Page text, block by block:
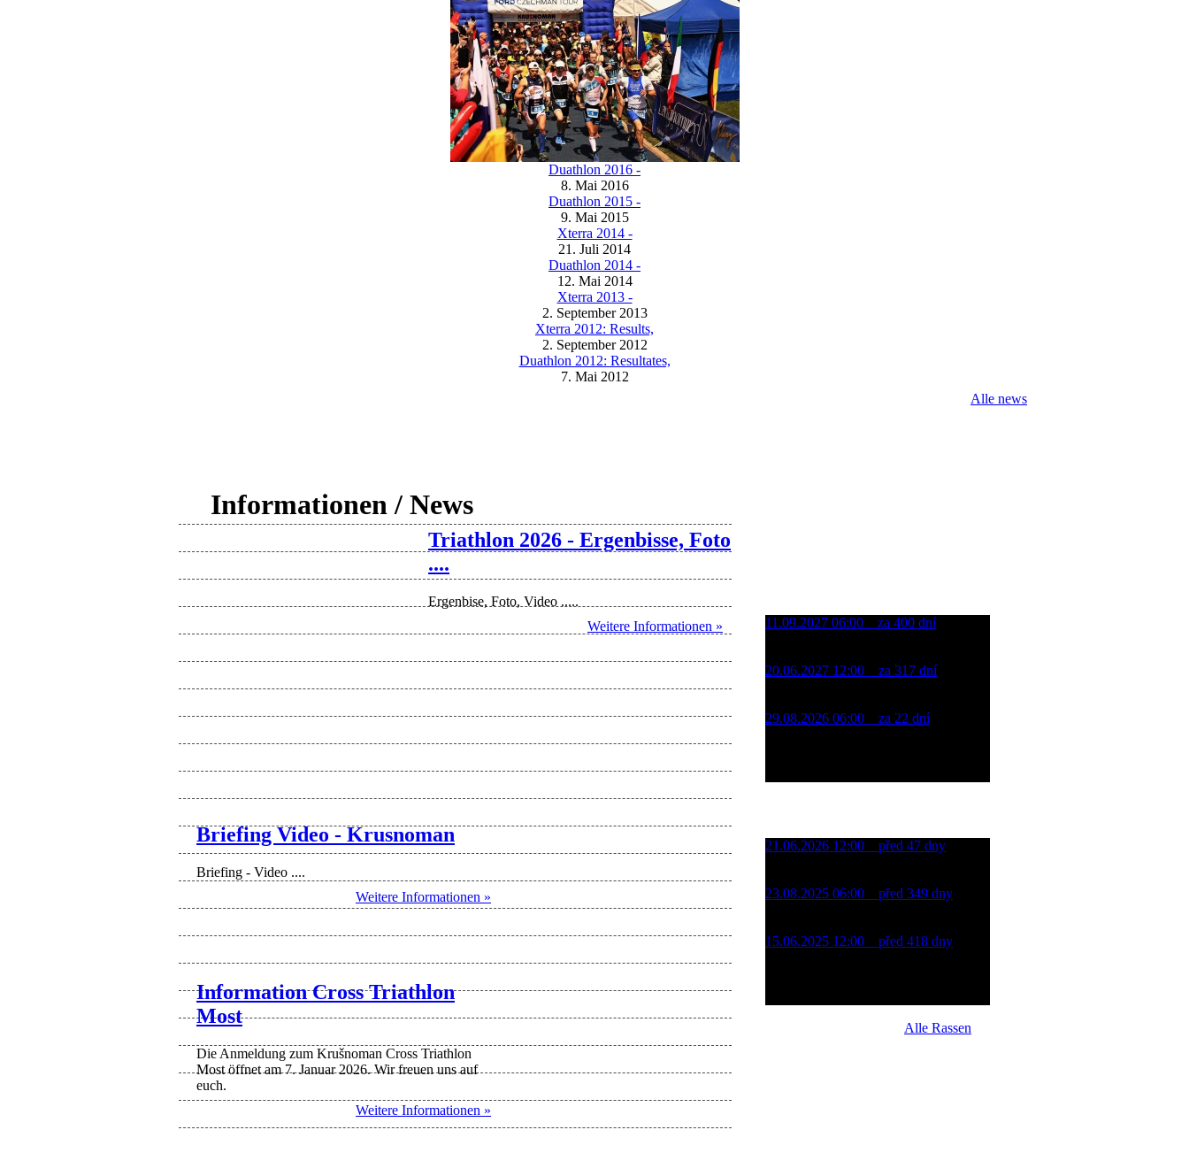
Duathlon 2016 -
8. Mai 2016
Duathlon 2015 -
9. Mai 2015
Xterra 2014 -
21. Juli 2014
Duathlon 2014 -
12. Mai 2014
Xterra 2013 -
2. September 2013
Xterra 2012: Results,
2. September 2012
Duathlon 2012: Resultates,
7. Mai 2012
Alle news
11.09.2027 06:00 za 400 dní
20.06.2027 12:00 za 317 dní
29.08.2026 06:00 za 22 dní
21.06.2026 12:00 před 47 dny
23.08.2025 06:00 před 349 dny
15.06.2025 12:00 před 418 dny
Alle Rassen
Informationen / News
Triathlon 2026 - Ergenbisse, Foto
....
Ergenbise, Foto, Video .....
Weitere Informationen »
Briefing Video - Krusnoman
Briefing - Video ....
Weitere Informationen »
Information Cross Triathlon
Most
Die Anmeldung zum Krušnoman Cross Triathlon
Most öffnet am 7. Januar 2026. Wir freuen uns auf
euch.
Weitere Informationen »